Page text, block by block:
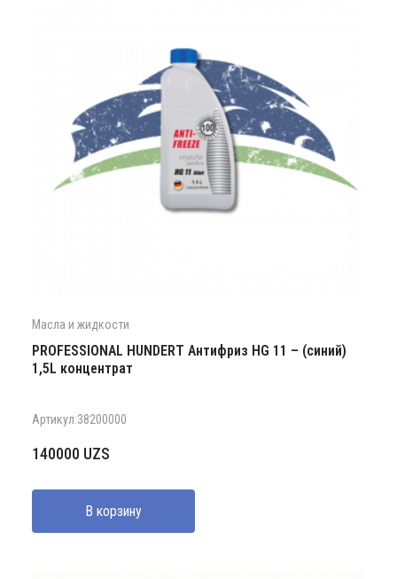
Масла и жидкости
PROFESSIONAL HUNDERT Антифриз HG 11 – (синий)
1,5L концентрат
Артикул:38200000
140000 UZS
В корзину